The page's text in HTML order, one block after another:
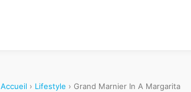
Accueil › Lifestyle › Grand Marnier In A Margarita